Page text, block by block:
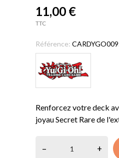
11,00 €
TTC
Référence:
Renforcez votre deck
joyau Secret Rare de
– +